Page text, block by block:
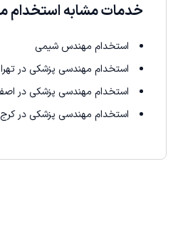
خدمات مشابه استخدام
استخدام مهندس شیمی
استخدام مهندسی پزشکی در
استخدام مهندسی پزشکی در
استخدام مهندسی پزشکی در کرج